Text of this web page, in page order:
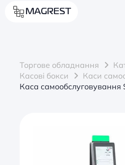
MAGREST
Торгове обладнання
Касові бокси
Каси
Каса самообслуговування